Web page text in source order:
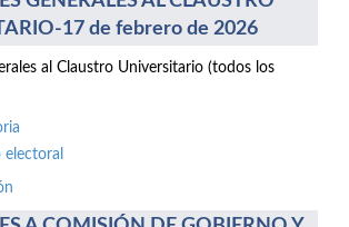
17 de febrero de 2026
al Claustro Universitario (todos los
electoral